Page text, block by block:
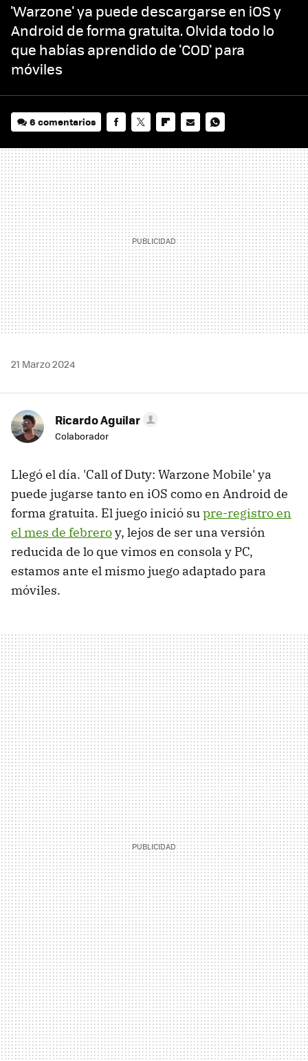
'Warzone' ya puede descargarse en iOS y
Android de forma gratuita. Olvida todo lo
que habías aprendido de 'COD' para
móviles
6 comentarios
MAIL
21 Marzo 2024
Ricardo Aguilar
Colaborador
Llegó el día. 'Call of Duty: Warzone Mobile' ya
puede jugarse tanto en iOS como en Android de
forma gratuita. El juego inició supre-registro en
el mes de febreroy, lejos de ser una versión
reducida de lo que vimos en consola y PC,
estamos ante el mismo juego adaptado para
móviles.